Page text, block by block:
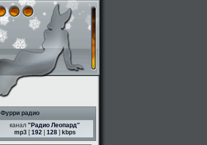
Фурри радио
канал " Радио Леопард"
mp3[192| 128] kbps